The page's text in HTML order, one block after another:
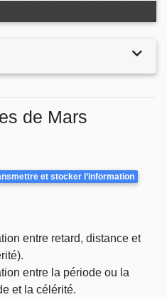
de Mars
et stocker l’information
entre retard, distance et
entre la période ou la
et la célérité.